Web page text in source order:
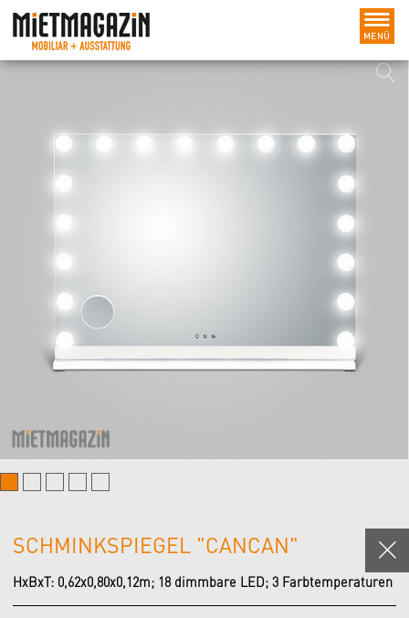
SCHMINKSPIEGEL "CANCAN"
HxBxT: 0,62x0,80x0,12m; 18 dimmbare LED; 3 Farbtemperaturen